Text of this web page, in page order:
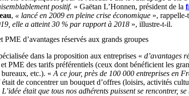
positif. » Gaëtan L’Honnen, président de la
, « lancé en 2009 en pleine crise économique », rappelle-
elle a atteint 30 % par rapport à 2018 », illustre-t-il.
d’avantages réservés aux grands groupes
dans la proposition aux entreprises « d’avantages
PME des tarifs préférentiels (ceux dont bénéficient les
etc.). « A ce jour, près de 100 000 entreprises en
de concentrer un bouquet d’offres (loisirs, activités
L’idée était que tous nos adhérents puissent se rencontrer,